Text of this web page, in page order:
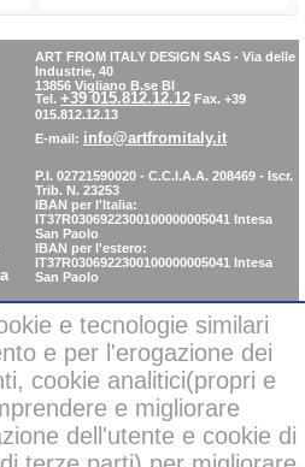
ART FROM ITALY DESIGN SAS - Via delle
Industrie, 40
13856 Vigliano B.se BI
Tel. +39 015.812.12.12 Fax. +39
015.812.12.13
E-mail: info@artfromitaly.it
P.I. 02721590020 - C.C.I.A.A. 208469 - Iscr.
Trib. N. 23253
IBAN per l'Italia:
IT37R0306922300100000005041 Intesa
San Paolo
IBAN per l'estero:
IT37R0306922300100000005041 Intesa
San Paolo
on-line
e tecnologie similari
e per l'erogazione dei
cookie analitici(propri e
e migliorare
dell'utente e cookie di